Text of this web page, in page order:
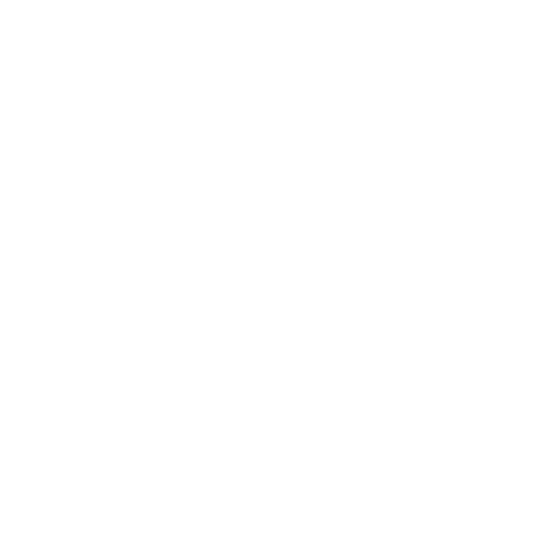
ist ein
von Kellerabteilen ist es
zu haben. Wir bieten
Ein
und
Wohngefühl
Zuhause.